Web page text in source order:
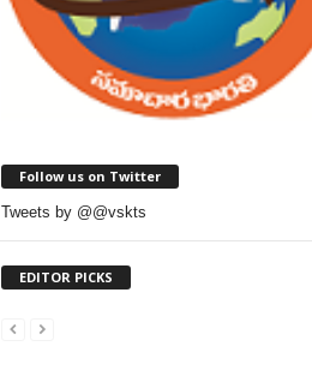
Follow us on Twitter
Tweets by @@vskts
EDITOR PICKS